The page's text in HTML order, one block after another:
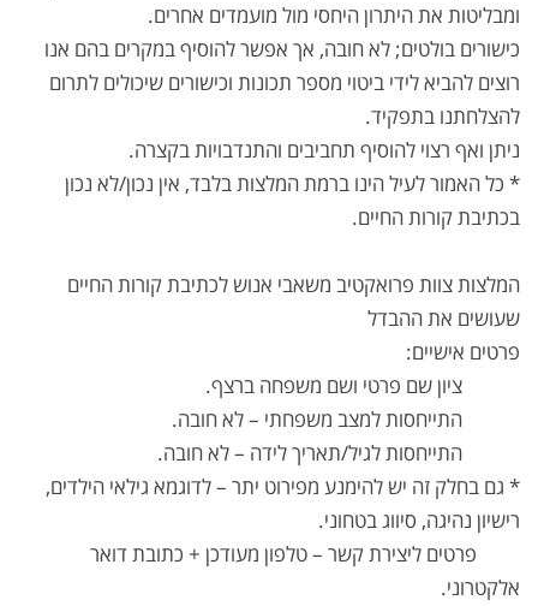
ומבליטות את היתרון היחסי מול מועמדים אחרים.
כישורים בולטים; לא חובה, אך אפשר להוסיף במקרים בהם אנו
רוצים להביא לידי ביטוי מספר תכונות וכישורים שיכולים לתרום
להצלחתנו בתפקיד.
ניתן ואף רצוי להוסיף תחביבים והתנדבויות בקצרה.
* כל האמור לעיל הינו ברמת המלצות בלבד, אין נכון/לא נכון
בכתיבת קורות החיים.
המלצות צוות פרואקטיב משאבי אנוש לכתיבת קורות החיים
שעושים את ההבדל
פרטים אישיים:
ציון שם פרטי ושם משפחה ברצף.
התייחסות למצב משפחתי – לא חובה.
התייחסות לגיל/תאריך לידה – לא חובה.
* גם בחלק זה יש להימנע מפירוט יתר – לדוגמא גילאי הילדים,
רישיון נהיגה, סיווג בטחוני.
פרטים ליצירת קשר – טלפון מעודכן + כתובת דואר
אלקטרוני.